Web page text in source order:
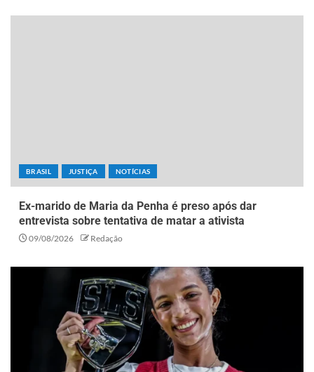
BRASIL JUSTIÇA NOTÍCIAS
Ex-marido de Maria da Penha é preso após dar
entrevista sobre tentativa de matar a ativista
09/08/2026 Redação